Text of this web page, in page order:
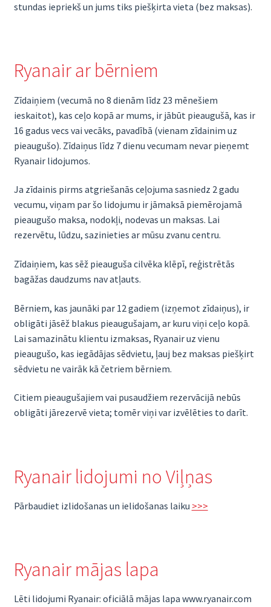
stundas iepriekš un jums tiks piešķirta vieta (bez maksas).
Ryanair ar bērniem
Zīdaiņiem (vecumā no 8 dienām līdz 23 mēnešiem
ieskaitot), kas ceļo kopā ar mums, ir jābūt pieaugušā, kas ir
16 gadus vecs vai vecāks, pavadībā (vienam zīdainim uz
pieaugušo). Zīdaiņus līdz 7 dienu vecumam nevar pieņemt
Ryanair lidojumos.
Ja zīdainis pirms atgriešanās ceļojuma sasniedz 2 gadu
vecumu, viņam par šo lidojumu ir jāmaksā piemērojamā
pieaugušo maksa, nodokļi, nodevas un maksas. Lai
rezervētu, lūdzu, sazinieties ar mūsu zvanu centru.
Zīdaiņiem, kas sēž pieauguša cilvēka klēpī, reģistrētās
bagāžas daudzums nav atļauts.
Bērniem, kas jaunāki par 12 gadiem (izņemot zīdaiņus), ir
obligāti jāsēž blakus pieaugušajam, ar kuru viņi ceļo kopā.
Lai samazinātu klientu izmaksas, Ryanair uz vienu
pieaugušo, kas iegādājas sēdvietu, ļauj bez maksas piešķirt
sēdvietu ne vairāk kā četriem bērniem.
Citiem pieaugušajiem vai pusaudžiem rezervācijā nebūs
obligāti jārezervē vieta; tomēr viņi var izvēlēties to darīt.
Ryanair lidojumi no Viļņas
Pārbaudiet izlidošanas un ielidošanas laiku >>>
Ryanair mājas lapa
Lēti lidojumi Ryanair: oficiālā mājas lapa www.ryanair.com